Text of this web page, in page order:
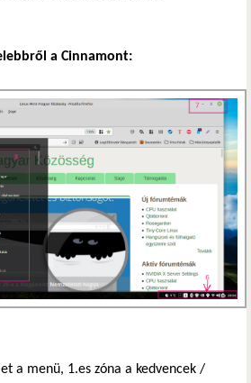
a Cinnamont:
a menü, 1.es zóna a kedvencek /